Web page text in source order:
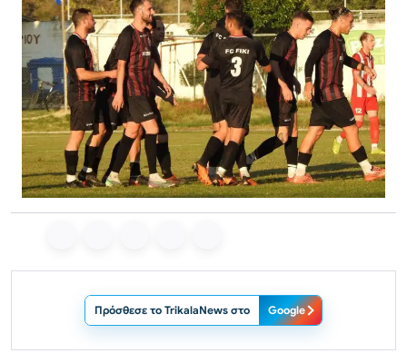
Πρόσθεσε το TrikalaNews στο Google